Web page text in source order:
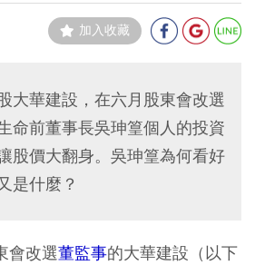
加入收藏
大華建設，在六月股東會改選
命前董事長吳珅篁個人的投資
股價大翻身。吳珅篁為何看好
是什麼？
會改選董監事的大華建設（以下